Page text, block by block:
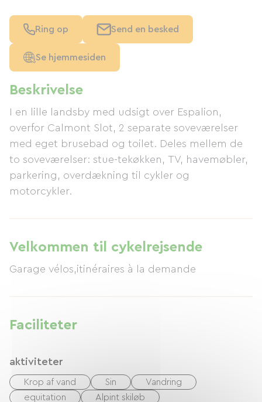
Beskrivelse
I en lille landsby med udsigt over Espalion,
overfor Calmont Slot, 2 separate soveværelser
med eget brusebad og toilet. Deles mellem de
to soveværelser: stue-tekøkken, TV, havemøbler,
parkering, overdækning til cykler og
motorcykler.
Velkommen til cykelrejsende
Garage vélos,itinéraires à la demande
Faciliteter
aktiviteter
Krop af vand Sin
Vandring
equitation
Alpint skiløb
Ring op Send en besked
Se hjemmesiden